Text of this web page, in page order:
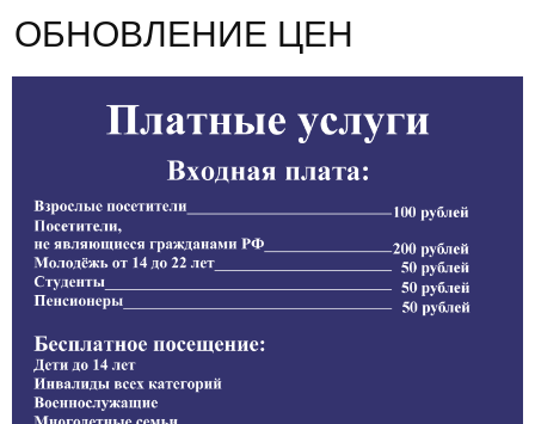
ОБНОВЛЕНИЕ ЦЕН